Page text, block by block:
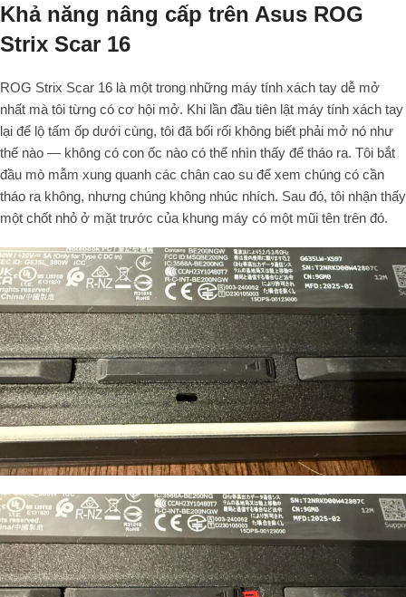
Khả năng nâng cấp trên Asus ROG
Strix Scar 16
ROG Strix Scar 16 là một trong những máy tính xách tay dễ mở
nhất mà tôi từng có cơ hội mở. Khi lần đầu tiên lật máy tính xách tay
lại để lộ tấm ốp dưới cùng, tôi đã bối rối không biết phải mở nó như
thế nào — không có con ốc nào có thể nhìn thấy để tháo ra. Tôi bắt
đầu mò mẫm xung quanh các chân cao su để xem chúng có cần
tháo ra không, nhưng chúng không nhúc nhích. Sau đó, tôi nhận thấy
một chốt nhỏ ở mặt trước của khung máy có một mũi tên trên đó.